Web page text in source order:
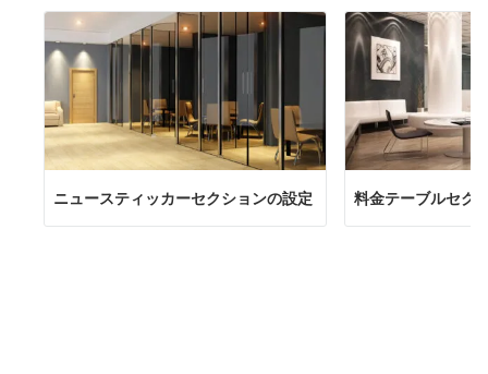
ニュースティッカーセクションの設定 料金テーブルセク